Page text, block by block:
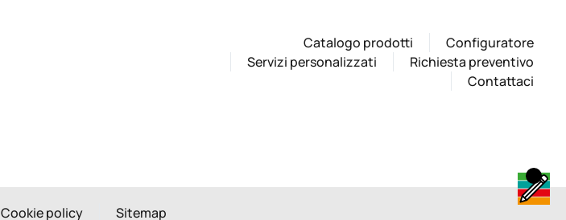
Catalogo prodotti
Configuratore
Servizi personalizzati
Richiesta preventivo
Contattaci
Cookie policy Sitemap